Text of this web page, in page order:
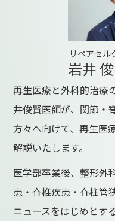
再生医療と外科的治療
井俊賢医師が、関節・
方々へ向けて、再生医
解説いたします。
医学部卒業後、整形外
患・脊椎疾患・脊柱管
ニュースをはじめとす
リペアセル
岩井